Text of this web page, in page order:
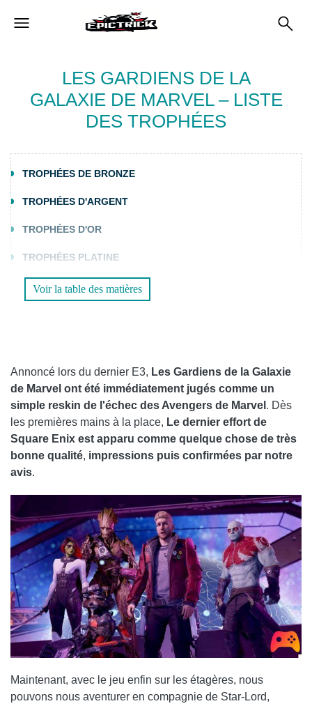
LES GARDIENS DE LA
GALAXIE DE MARVEL – LISTE
DES TROPHÉES
TROPHÉES DE BRONZE
TROPHÉES D'ARGENT
TROPHÉES D'OR
TROPHÉES PLATINE
Voir la table des matières
Annoncé lors du dernier E3, Les Gardiens de la Galaxie
de Marvel ont été immédiatement jugés comme un
simple reskin de l'échec des Avengers de Marvel . Dès
les premières mains à la place, Le dernier effort de
Square Enix est apparu comme quelque chose de très
bonne qualité, impressions puis confirmées par notre
avis.
Maintenant, avec le jeu enfin sur les étagères, nous
pouvons nous aventurer en compagnie de Star-Lord,